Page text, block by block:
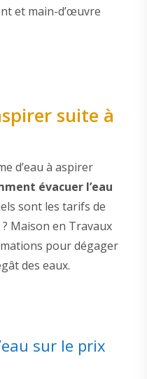
et main-d’œuvre
suite à
d’eau à aspirer
évacuer l’eau
sont les tarifs de
Maison en Travaux
pour dégager
des eaux.
sur le prix